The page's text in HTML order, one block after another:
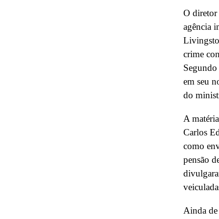
O diretor
agência
crime
em seu
do
A
Carlos
como
pensão
Ainda de